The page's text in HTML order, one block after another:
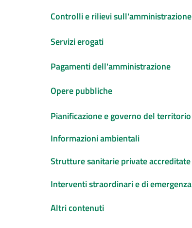
Controlli e rilievi sull'amministrazione
Servizi erogati
Pagamenti dell'amministrazione
Opere pubbliche
Pianificazione e governo del territorio
Informazioni ambientali
Strutture sanitarie private accreditate
Interventi straordinari e di emergenza
Altri contenuti